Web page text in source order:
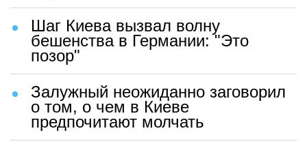
Шаг Киева вызвал волну
бешенства в Германии: "Это
позор"
Залужный неожиданно заговорил
о том, о чем в Киеве
предпочитают молчать